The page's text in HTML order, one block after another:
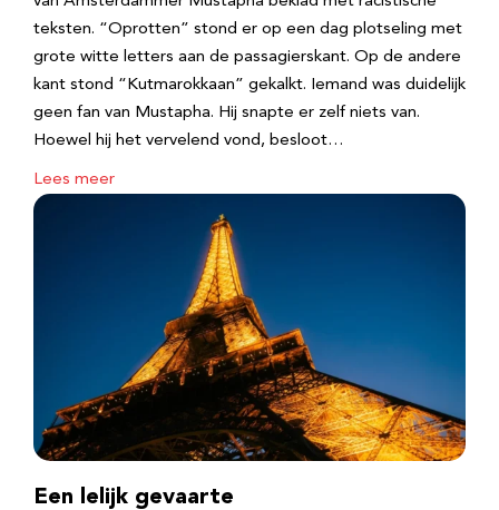
teksten. “Oprotten” stond er op een dag plotseling met
grote witte letters aan de passagierskant. Op de andere
kant stond “Kutmarokkaan” gekalkt. Iemand was duidelijk
geen fan van Mustapha. Hij snapte er zelf niets van.
Hoewel hij het vervelend vond, besloot…
Lees meer
Een lelijk gevaarte